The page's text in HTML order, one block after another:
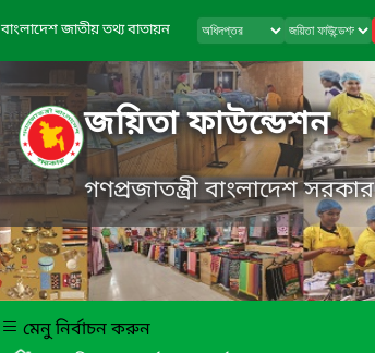
বাংলাদেশ জাতীয় তথ্য বাতায়ন
জয়িতা ফাউন্ডেশন
গণপ্রজাতন্ত্রী বাংলাদেশ সরকার
মেনু নির্বাচন করুন